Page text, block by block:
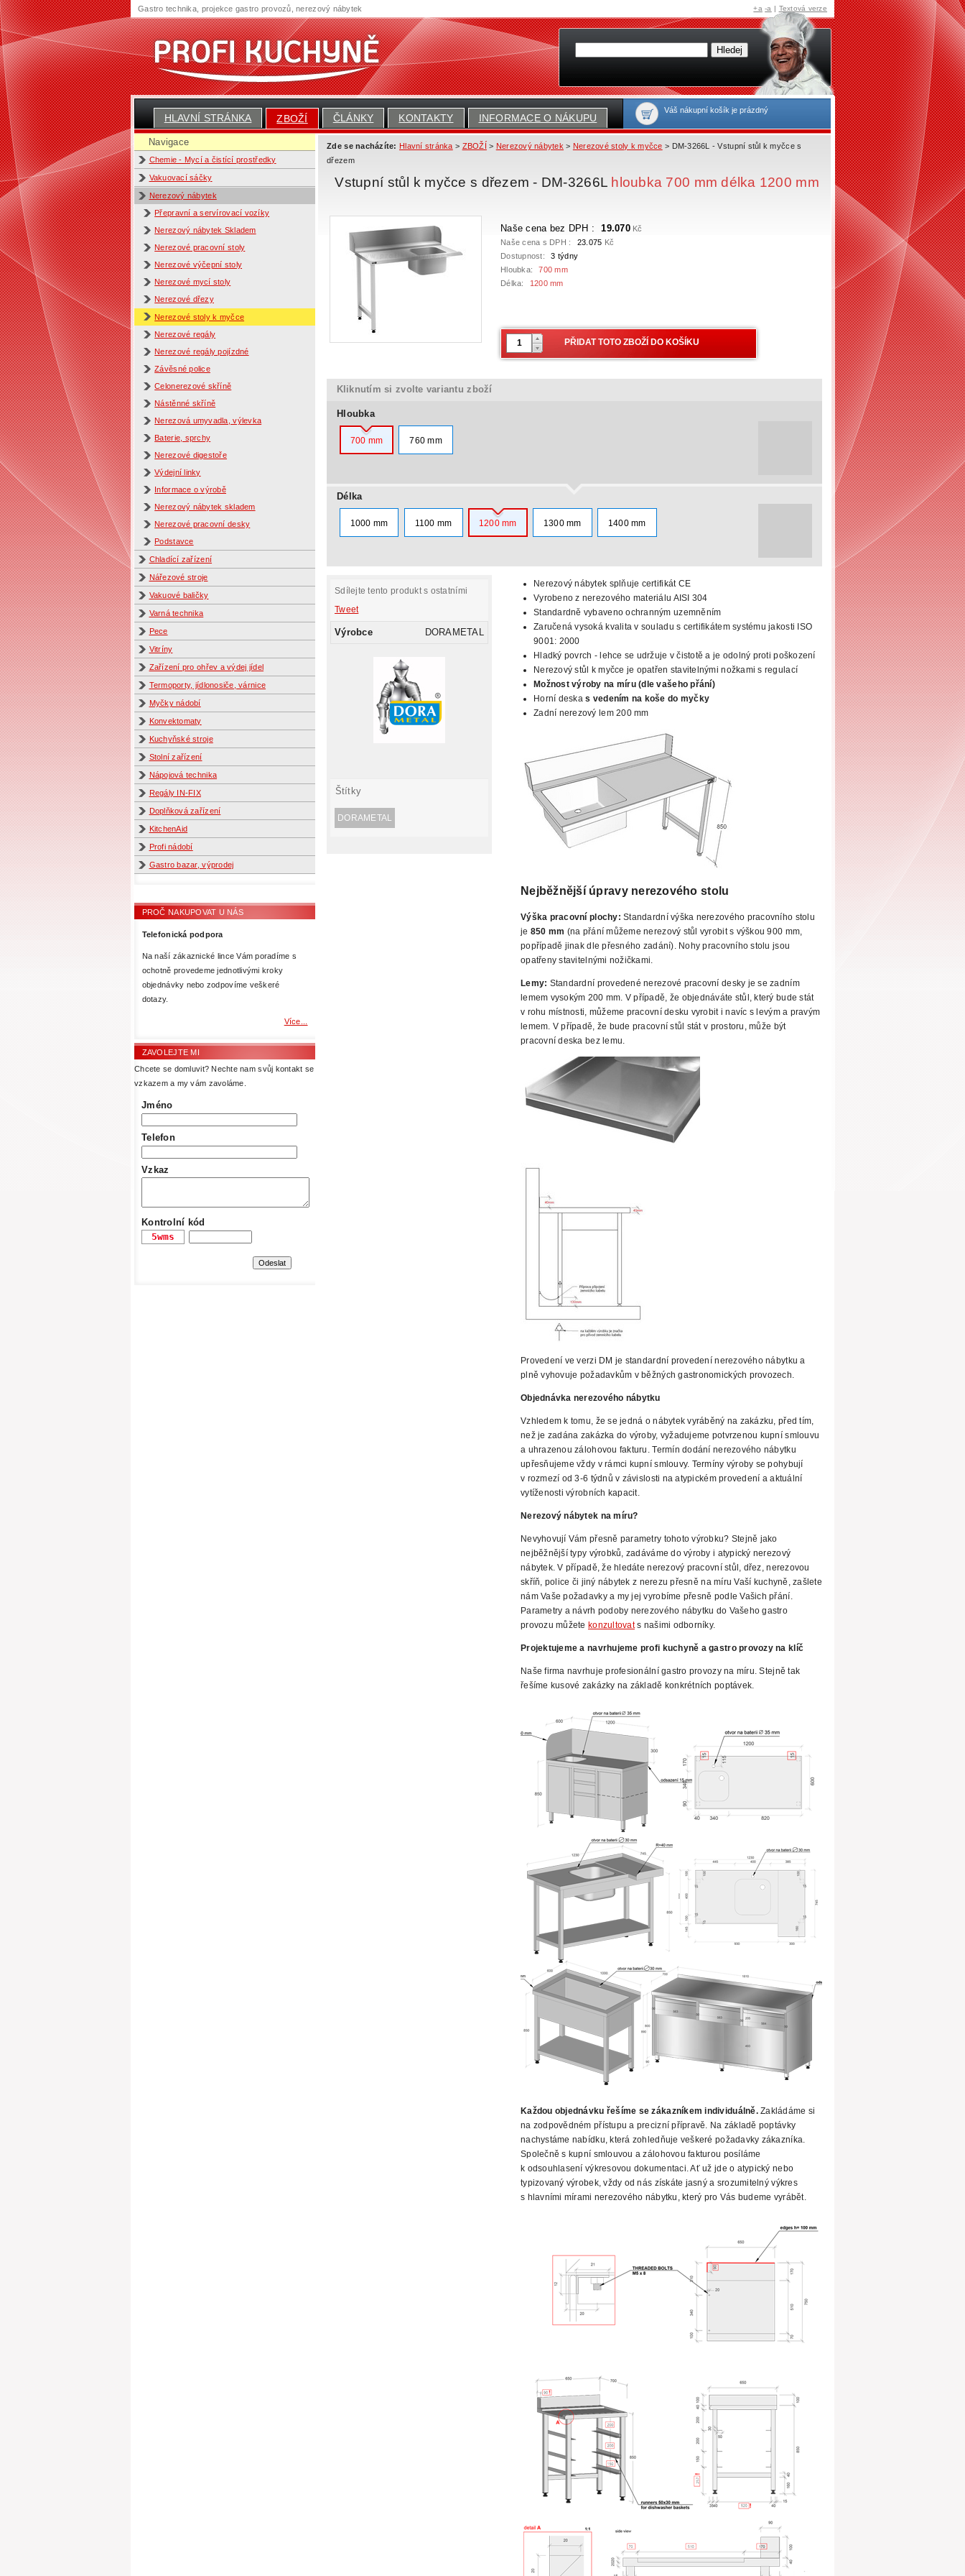
HLAVNÍ STRÁNKA ZBOŽÍ ČLÁNKY KONTAKTY INFORMACE O NÁKUPU
Váš nákupní košík je prázdný
Navigace
Chemie - Mycí a čistící prostředky
Vakuovací sáčky
Nerezový nábytek
Přepravní a servírovací vozíky
Nerezový nábytek Skladem
Nerezové pracovní stoly
Nerezové výčepní stoly
Nerezové mycí stoly
Nerezové dřezy
Nerezové stoly k myčce
Nerezové regály
Nerezové regály pojízdné
Závěsné police
Celonerezové skříně
Nástěnné skříně
Nerezová umyvadla, výlevka
Baterie, sprchy
Nerezové digestoře
Výdejní linky
Informace o výrobě
Nerezový nábytek skladem
Nerezové pracovní desky
Podstavce
Chladící zařízení
Nářezové stroje
Vakuové baličky
Varná technika
Pece
Vitríny
Zařízení pro ohřev a výdej jídel
Termoporty, jídlonosiče, várnice
Myčky nádobí
Konvektomaty
Kuchyňské stroje
Stolní zařízení
Nápojová technika
Regály IN-FIX
Doplňková zařízení
KitchenAid
Profi nádobí
Gastro bazar, výprodej
PROČ NAKUPOVAT U NÁS
Telefonická podpora
Na naší zákaznické lince Vám poradíme s
ochotně provedeme jednotlivými kroky
objednávky nebo zodpovíme veškeré
dotazy.
Více...
ZAVOLEJTE MI
Chcete se domluvit? Nechte nam svůj kontakt se
vzkazem a my vám zavoláme.
Jméno
Telefon
Vzkaz
Kontrolní kód
Zde se nacházíte: Hlavní stránka > ZBOŽÍ > Nerezový nábytek > Nerezové stoly k myčce > DM-3266L - Vstupní stůl k myčce s
dřezem
Vstupní stůl k myčce s dřezem - DM-3266L hloubka 700 mm délka 1200 mm
Naše cena bez DPH : 19.070Kč
Naše cena s DPH :
23.075 Kč
Dostupnost:
3 týdny
Hloubka:
700 mm
Délka:
1200 mm
Kliknutím si zvolte variantu zboží
Hloubka
700 mm 760 mm
Délka
1000 mm 1100 mm 1200 mm 1300 mm 1400 mm
Sdílejte tento produkt s ostatními
Tweet
Výrobce DORAMETAL
Štítky
DORAMETAL
Nerezový nábytek splňuje certifikát CE
Vyrobeno z nerezového materiálu AISI 304
Standardně vybaveno ochranným uzemněním
Zaručená vysoká kvalita v souladu s certifikátem systému jakosti ISO
9001: 2000
Hladký povrch - lehce se udržuje v čistotě a je odolný proti poškození
Nerezový stůl k myčce je opatřen stavitelnými nožkami s regulací
Možnost výroby na míru(dle vašeho přání)
Horní deskas vedením na koše do myčky
Zadní nerezový lem 200 mm
Nejběžnější úpravy nerezového stolu
Výška pracovní plochy:Standardní výška nerezového pracovního stolu
je 850 mm (na přání můžeme nerezový stůl vyrobits výškou 900 mm,
popřípadě jinak dle přesného zadání). Nohy pracovního stolu jsou
opatřeny stavitelnými nožičkami.
Lemy: Standardní provedené nerezové pracovní desky je se zadním
lemem vysokým 200 mm. V případě, že objednáváte stůl, který bude stát
v rohu místnosti, můžeme pracovní desku vyrobit i navíc s levým a pravým
lemem. V případě, že bude pracovní stůl stát v prostoru, může být
pracovní deska bez lemu.
Provedení ve verzi DM je standardní provedení nerezového nábytku a
plně vyhovuje požadavkům v běžných gastronomických provozech.
Objednávka nerezového nábytku
Vzhledem k tomu, že se jedná o nábytek vyráběný na zakázku, před tím,
než je zadána zakázka do výroby, vyžadujeme potvrzenou kupní smlouvu
a uhrazenou zálohovou fakturu. Termín dodání nerezového nábytku
upřesňujeme vždy v rámci kupní smlouvy. Termíny výroby se pohybují
v rozmezí od 3-6 týdnů v závislosti na atypickém provedení a aktuální
vytíženosti výrobních kapacit.
Nerezový nábytek na míru?
Nevyhovují Vám přesně parametry tohoto výrobku? Stejně jako
nejběžnější typy výrobků, zadáváme do výroby i atypický nerezový
nábytek. V případě, že hledáte nerezový pracovní stůl, dřez, nerezovou
skříň, police či jiný nábytek z nerezu přesně na míru Vaší kuchyně, zašlete
nám Vaše požadavky a my jej vyrobíme přesně podle Vašich přání.
Parametry anávrh podoby nerezového nábytku do Vašeho gastro
provozu můžete konzultovats našimi odborníky.
Projektujeme a navrhujeme profi kuchyně a gastro provozy na klíč
Naše firma navrhuje profesionálnígastro provozy na míru. Stejně tak
řešíme kusové zakázky na základě konkrétních poptávek.
Každou objednávku řešíme se zákazníkem individuálně.Zakládáme si
na zodpovědném přístupu a precizní přípravě. Na základě poptávky
nachystáme nabídku, která zohledňuje veškeré požadavky zákazníka.
Společně s kupní smlouvou a zálohovou fakturou posíláme
k odsouhlasení výkresovou dokumentaci. Ať už jde o atypický nebo
typizovaný výrobek, vždy od nás získáte jasný a srozumitelný výkres
s hlavními mírami nerezového nábytku, který pro Vás budeme vyrábět.
Gastro technika, projekce gastro provozů, nerezový nábytek +a -a | Textová verze